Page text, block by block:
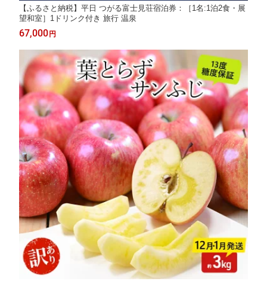
【ふるさと納税】平日 つがる富士見荘宿泊券：［1名:1泊2食・展
望和室］1ドリンク付き 旅行 温泉
67,000円